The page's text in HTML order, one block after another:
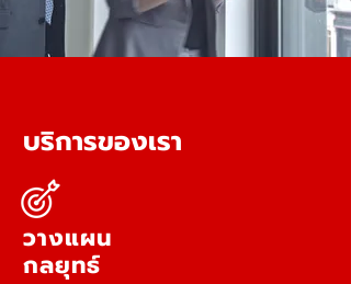
บริการของเรา
วางแผน
กลยุทธ์